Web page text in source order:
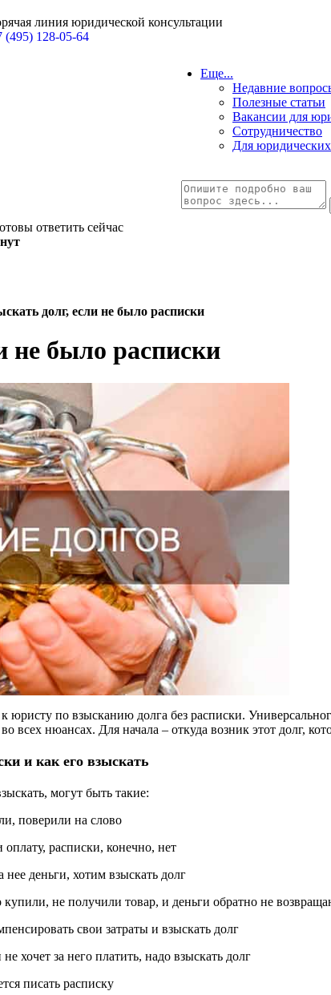
линия юридической консультации
(495) 128-05-64
Еще...
Недавние
Полезные статьи
Вакансии для
Сотрудничество
Для
ответить сейчас
долг, если не было расписки
не было расписки
по взысканию долга без расписки.
всех нюансах. Для начала – откуда возник этот долг,
и как его взыскать
могут быть такие:
поверили на слово
расписки, конечно, нет
деньги, хотим взыскать долг
не получили товар, и деньги обратно не
свои затраты и взыскать долг
за него платить, надо взыскать долг
писать расписку